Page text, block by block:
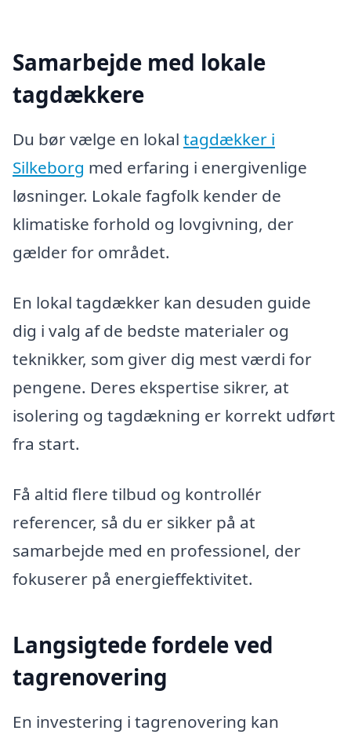
Samarbejde med lokale
tagdækkere
Du bør vælge en lokal tagdækker i
Silkeborg med erfaring i energivenlige
løsninger. Lokale fagfolk kender de
klimatiske forhold og lovgivning, der
gælder for området.
En lokal tagdækker kan desuden guide
dig i valg af de bedste materialer og
teknikker, som giver dig mest værdi for
pengene. Deres ekspertise sikrer, at
isolering og tagdækning er korrekt udført
fra start.
Få altid flere tilbud og kontrollér
referencer, så du er sikker på at
samarbejde med en professionel, der
fokuserer på energieffektivitet.
Langsigtede fordele ved
tagrenovering
En investering i tagrenovering kan